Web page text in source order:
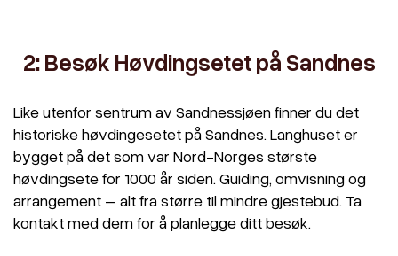
2: Besøk Høvdingsetet på Sandnes
Like utenfor sentrum av Sandnessjøen finner du det
historiske høvdingesetet på Sandnes. Langhuset er
bygget på det som var Nord-Norges største
høvdingsete for 1000 år siden. Guiding, omvisning og
arrangement – alt fra større til mindre gjestebud. Ta
kontakt med dem for å planlegge ditt besøk.